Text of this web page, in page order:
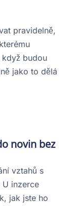
pravidelně,
budou
jako to dělá
novin bez
vztahů s
U inzerce
jak jste ho